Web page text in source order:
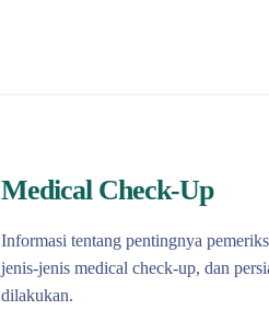
Medical Check-Up
Informasi tentang pentingnya
jenis-jenis medical check-up, dan
dilakukan.